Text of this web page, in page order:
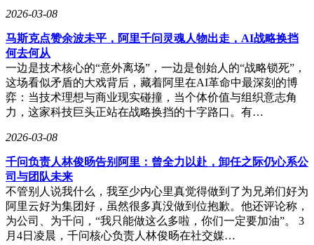
2026-03-08
马斯克点赞余波未平，阿里千问灵魂人物出走，AI战略换挡
何去何从
一边是技术核心的“意外离场”，一边是创始人的“战略锁死”，
这场看似矛盾的大戏背后，藏着阿里在AI革命中最深刻的博
弈：当技术理想与商业现实碰撞，当个体价值与组织意志角
力，这家科技巨头正站在战略换挡的十字路口。有…
2026-03-08
千问负责人林俊旸告别阿里：曾全力以赴，卸任之际仍心系公
司与团队未来
不管别人说我什么，我至少内心里真觉得做到了为兄弟们好为
阿里云好为集团好，虽然很多真没做到位抱歉。他还评论称，
为公司、为千问，“我只能做这么多啦，你们一定要加油”。 3
月4日凌晨，千问核心负责人林俊旸在社交媒…